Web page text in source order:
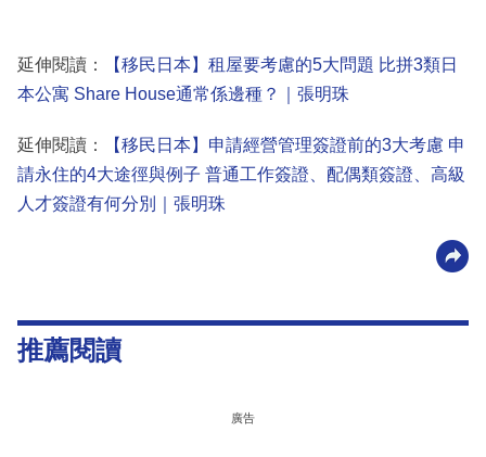
延伸閱讀：
【移民日本】租屋要考慮的5大問題 比拼3類日
本公寓 Share House通常係邊種？｜張明珠
延伸閱讀：
【移民日本】申請經營管理簽證前的3大考慮 申
請永住的4大途徑與例子 普通工作簽證、配偶類簽證、高級
人才簽證有何分別｜張明珠
推薦閱讀
廣告